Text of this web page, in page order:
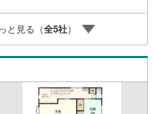
でのお問合わせがスムーズです
いキッズスペース、授乳室、
ンマンジュースをご用意してお
、右上の“室内・現地を見学す
約ください。
と見る（全5社）